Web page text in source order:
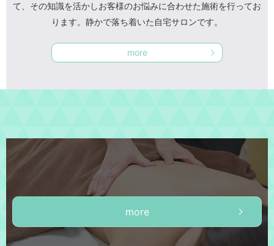
て、 その知識を活かしお客様のお悩みに合わせた施術を行ってお
ります。 静かで落ち着いた自宅サロンです。
more
more